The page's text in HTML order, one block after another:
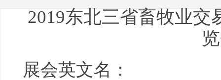
2019东北三省畜牧业
展会英文名：